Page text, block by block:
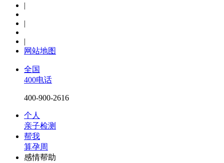
|
|
|
网站地图
全国
400电话
400-900-2616
个人
亲子检测
帮我
算孕周
感情帮助